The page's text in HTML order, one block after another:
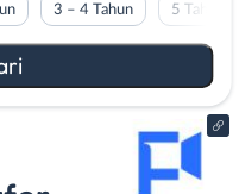
3 – 4 Tahun 5 Tahun